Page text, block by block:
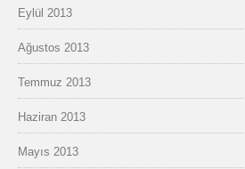
Eylül 2013
Ağustos 2013
Temmuz 2013
Haziran 2013
Mayıs 2013